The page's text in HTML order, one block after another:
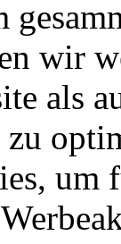
wir
als
zu
um